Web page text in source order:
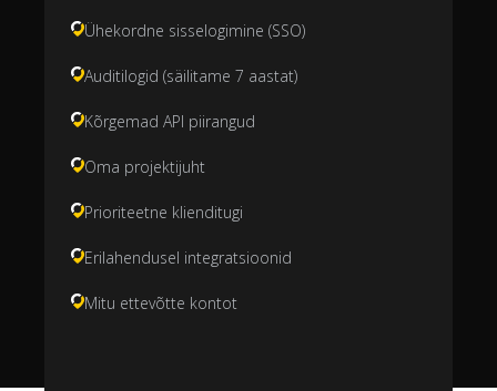
Ühekordne sisselogimine (SSO)
Auditilogid (säilitame 7 aastat)
Kõrgemad API piirangud
Oma projektijuht
Prioriteetne klienditugi
Erilahendusel integratsioonid
Mitu ettevõtte kontot